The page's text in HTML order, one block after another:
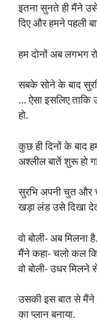
इतना सुनते ही मैंने
दिए और हमने पहली
हम दोनों अब लगभग
सबके सोने के बाद
… ऐसा इसलिए
हो.
कुछ ही दिनों के बाद
अश्लील बातें शुरू हो
सुरभि अपनी चुत और
खड़ा लंड उसे दिखा
वो बोली- अब मिलना है.
मैंने कहा- चलो कल
वो बोली- उधर मिलने
उसकी इस बात से
का प्लान बनाया.